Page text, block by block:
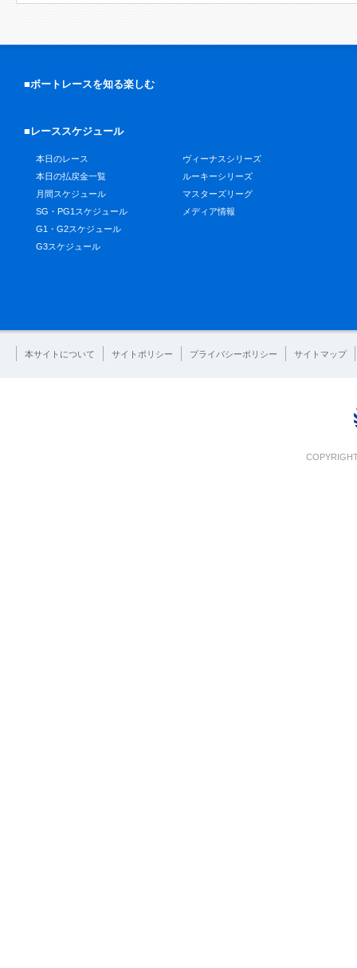
■ボートレースを知る楽しむ
■レーススケジュール
本日のレース
本日の払戻金一覧
月間スケジュール
SG・PG1スケジュール
G1・G2スケジュール
G3スケジュール
ヴィーナスシリーズ
ルーキーシリーズ
マスターズリーグ
メディア情報
本サイトについて サイトポリシー プライバシーポリシー サイトマップ